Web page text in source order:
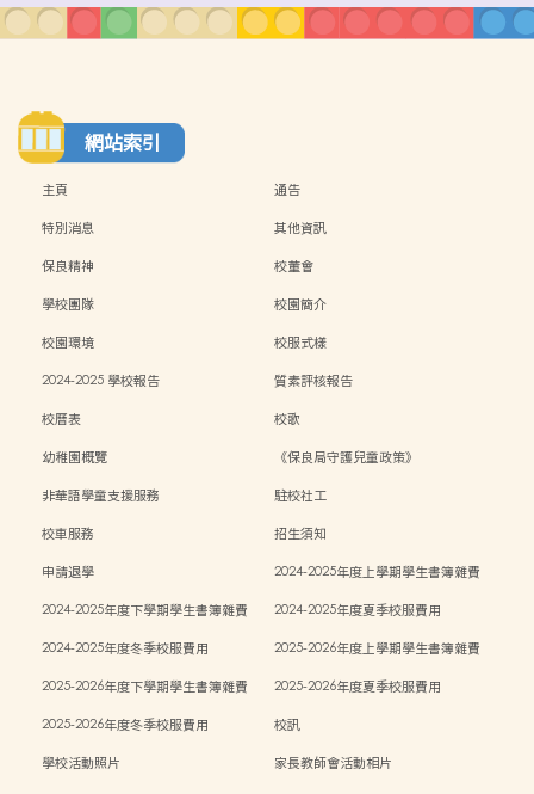
網站索引
主頁
通告
特別消息
其他資訊
保良精神
校董會
學校團隊
校園簡介
校園環境
校服式樣
2024-2025 學校報告
質素評核報告
校曆表
校歌
幼稚園概覽
《保良局守護兒童政策》
非華語學童支援服務
駐校社工
校車服務
招生須知
申請退學
2024-2025年度上學期學生書簿雜費
2024-2025年度下學期學生書簿雜費
2024-2025年度夏季校服費用
2024-2025年度冬季校服費用
2025-2026年度上學期學生書簿雜費
2025-2026年度下學期學生書簿雜費
2025-2026年度夏季校服費用
2025-2026年度冬季校服費用
校訊
學校活動照片
家長教師會活動相片